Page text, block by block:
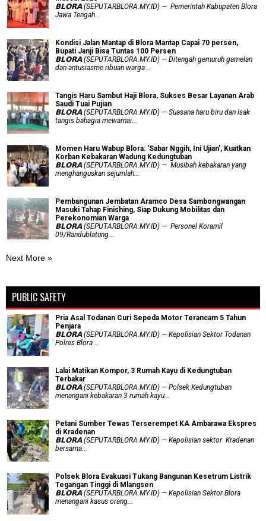
𝗕𝗟𝗢𝗥𝗔 (SEPUTARBLORA.MY.ID) — Pemerintah Kabupaten Blora
Jawa Tengah...
Kondisi Jalan Mantap di Blora Mantap Capai 70 persen,
Bupati Janji Bisa Tuntas 100 Persen
𝗕𝗟𝗢𝗥𝗔 (SEPUTARBLORA.MY.ID) — Ditengah gemuruh gamelan
dan antusiasme ribuan warga...
Tangis Haru Sambut Haji Blora, Sukses Besar Layanan Arab
Saudi Tuai Pujian
𝗕𝗟𝗢𝗥𝗔 (SEPUTARBLORA.MY.ID) — Suasana haru biru dan isak
tangis bahagia mewarnai...
Momen Haru Wabup Blora: ​'Sabar Nggih, Ini Ujian', Kuatkan
Korban Kebakaran Wadung Kedungtuban
𝗕𝗟𝗢𝗥𝗔 (SEPUTARBLORA.MY.ID) — Musibah kebakaran yang
menghanguskan sejumlah...
Pembangunan Jembatan Aramco Desa Sambongwangan
Masuki Tahap Finishing, Siap Dukung Mobilitas dan
Perekonomian Warga
𝗕𝗟𝗢𝗥𝗔 (SEPUTARBLORA.MY.ID) — Personel Koramil
09/Randublatung...
Next More »
PUBLIC SAFETY
Pria Asal Todanan Curi Sepeda Motor Terancam 5 Tahun
Penjara
𝗕𝗟𝗢𝗥𝗔 (SEPUTARBLORA.MY.ID) — Kepolisian Sektor Todanan
Polres Blora ...
Lalai Matikan Kompor, 3 Rumah Kayu di Kedungtuban
Terbakar
𝗕𝗟𝗢𝗥𝗔 (SEPUTARBLORA.MY.ID) — Polsek Kedungtuban
menangani kebakaran 3 rumah kayu...
Petani Sumber Tewas Terserempet KA Ambarawa Ekspres
di Kradenan
𝗕𝗟𝗢𝗥𝗔 (SEPUTARBLORA.MY.ID) — Kepolisian sektor Kradenan
bersama...
Polsek Blora Evakuasi Tukang Bangunan Kesetrum Listrik
Tegangan Tinggi di Mlangsen
𝗕𝗟𝗢𝗥𝗔 (SEPUTARBLORA.MY.ID) — Kepolisian Sektor Blora
menangani kasus orang...